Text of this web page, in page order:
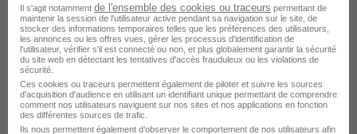
Très courte
Il s'agit notamment de l'ensemble des cookies ou traceurs permettant de
maintenir la session de l'utilisateur active pendant sa navigation sur le site, de
stocker des informations temporaires telles que les préférences des utilisateurs,
les annonces ou les offres vues, gérer les processus d'identification de
l'utilisateur, vérifier s'il est connecté ou non, et plus globalement garantir la sécurité
du site web en détectant les tentatives d'accès frauduleux ou les violations de
sécurité.
Ces cookies ou traceurs permettent également de piloter et suivre les sources
d'acquisition d'audience en utilisant un identifiant unique permettant de comprendre
comment nos utilisateurs naviguent sur nos sites et nos applications en fonction
des différentes sources de trafic.
Ils nous permettent également d’observer le comportement de nos utilisateurs afin